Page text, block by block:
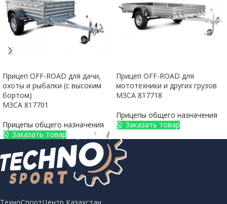
Прицеп OFF-ROAD для дачи,
охоты и рыбалки (с высоким
бортом)
МЗСА 817701
Прицепы общего назначения
Заказать товар
Прицеп OFF-ROAD для
мототехники и других грузов
МЗСА 817718
Прицепы общего назначения
Заказать товар